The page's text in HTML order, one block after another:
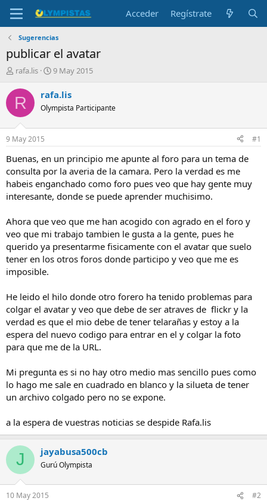
Acceder Regístrate
Sugerencias
publicar el avatar
I
i
c
a
d
o
r
e
l
t
m
a
rafa.lis
F
c
a
i
n
c
i
o
9 May 2015
R rafa.lis
Olympista Participante
9 May 2015 #1
Buenas, en un principio me apunte al foro para un tema de
consulta por la averia de la camara. Pero la verdad es me
habeis enganchado como foro pues veo que hay gente muy
interesante, donde se puede aprender muchisimo.
Ahora que veo que me han acogido con agrado en el foro y
veo que mi trabajo tambien le gusta a la gente, pues he
querido ya presentarme fisicamente con el avatar que suelo
tener en los otros foros donde participo y veo que me es
imposible.
He leido el hilo donde otro forero ha tenido problemas para
colgar el avatar y veo que debe de ser atraves de flickr y la
verdad es que el mio debe de tener telarañas y estoy a la
espera del nuevo codigo para entrar en el y colgar la foto
para que me de la URL.
Mi pregunta es si no hay otro medio mas sencillo pues como
lo hago me sale en cuadrado en blanco y la silueta de tener
un archivo colgado pero no se expone.
a la espera de vuestras noticias se despide Rafa.lis
J jayabusa500cb
Gurú Olympista
10 May 2015 #2